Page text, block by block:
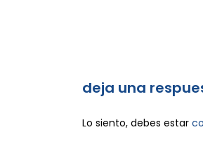
deja una
Lo siento, debes estar